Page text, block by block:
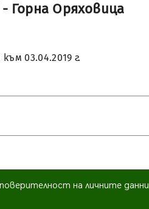
Горна Оряховица
03.04.2019 г.
поверителност на личните данни